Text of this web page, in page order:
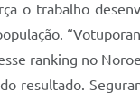
o trabalho
ranking no
resultado.